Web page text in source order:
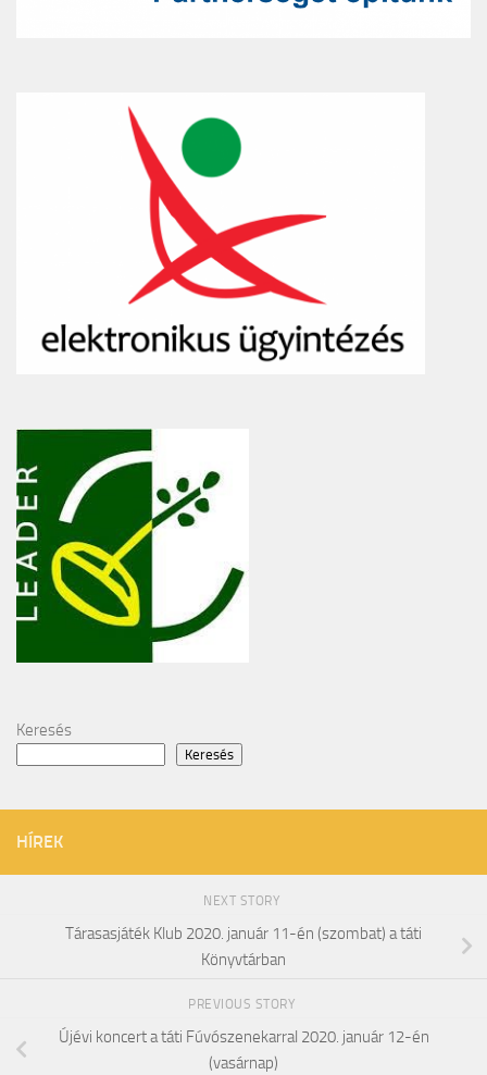
Keresés
Keresés
HÍREK
NEXT STORY
Tárasasjáték Klub 2020. január 11-én (szombat) a táti
Könyvtárban
PREVIOUS STORY
Újévi koncert a táti Fúvószenekarral 2020. január 12-én
(vasárnap)